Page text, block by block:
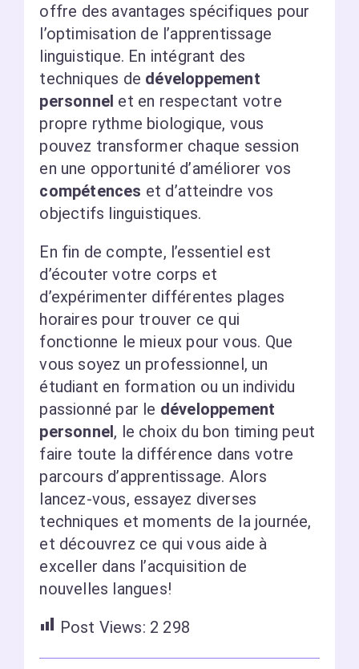
offre des avantages spécifiques pour
l’optimisation de l’apprentissage
linguistique. En intégrant des
techniques de développement
personnel et en respectant votre
propre rythme biologique, vous
pouvez transformer chaque session
en une opportunité d’améliorer vos
compétences et d’atteindre vos
objectifs linguistiques.
En fin de compte, l’essentiel est
d’écouter votre corps et
d’expérimenter différentes plages
horaires pour trouver ce qui
fonctionne le mieux pour vous. Que
vous soyez un professionnel, un
étudiant en formation ou un individu
passionné par le développement
personnel, le choix du bon timing peut
faire toute la différence dans votre
parcours d’apprentissage. Alors
lancez-vous, essayez diverses
techniques et moments de la journée,
et découvrez ce qui vous aide à
exceller dans l’acquisition de
nouvelles langues!
Post Views: 2 298